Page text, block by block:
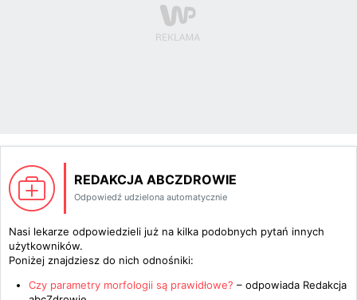
REDAKCJA ABCZDROWIE
Odpowiedź udzielona automatycznie
Nasi lekarze odpowiedzieli już na kilka podobnych pytań innych
użytkowników.
Poniżej znajdziesz do nich odnośniki:
Czy parametry morfologii są prawidłowe? – odpowiada Redakcja